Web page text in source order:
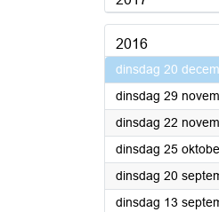
2016
dinsdag 20
dinsdag 29
dinsdag 22
dinsdag 25
dinsdag 20
dinsdag 13